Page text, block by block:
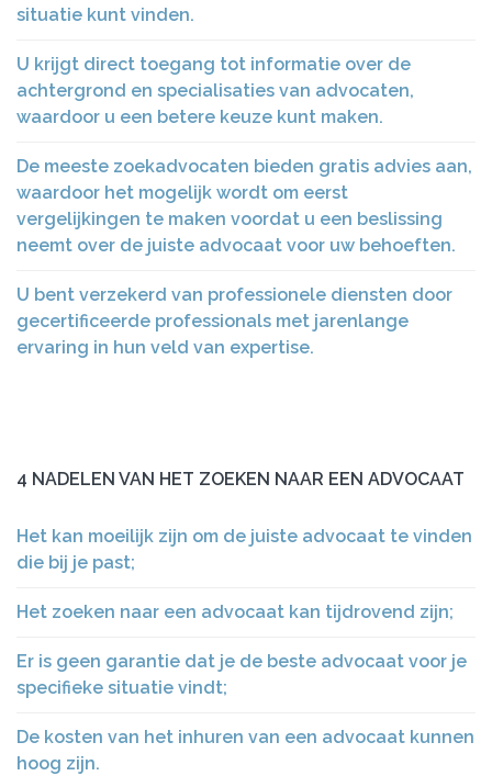
situatie kunt vinden.
U krijgt direct toegang tot informatie over de
achtergrond en specialisaties van advocaten,
waardoor u een betere keuze kunt maken.
De meeste zoekadvocaten bieden gratis advies aan,
waardoor het mogelijk wordt om eerst
vergelijkingen te maken voordat u een beslissing
neemt over de juiste advocaat voor uw behoeften.
U bent verzekerd van professionele diensten door
gecertificeerde professionals met jarenlange
ervaring in hun veld van expertise.
4 NADELEN VAN HET ZOEKEN NAAR EEN ADVOCAAT
Het kan moeilijk zijn om de juiste advocaat te vinden
die bij je past;
Het zoeken naar een advocaat kan tijdrovend zijn;
Er is geen garantie dat je de beste advocaat voor je
specifieke situatie vindt;
De kosten van het inhuren van een advocaat kunnen
hoog zijn.